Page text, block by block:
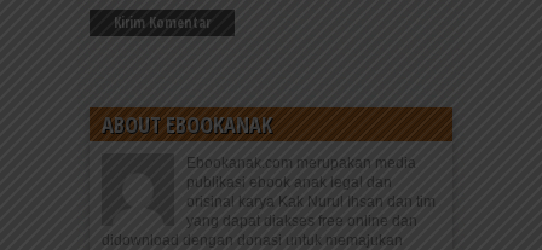
ABOUT EBOOKANAK
Ebookanak.com merupakan media
publikasi ebook anak legal dan
orisinal karya Kak Nurul Ihsan dan tim
yang dapat diakses free online dan
didownload dengan donasi untuk memajukan